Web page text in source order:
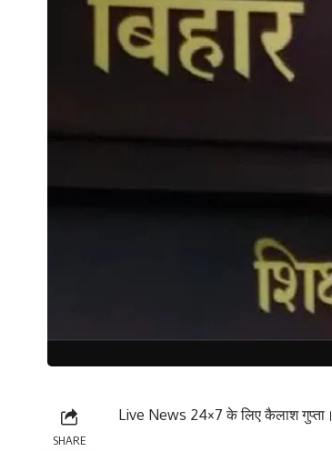
SHARE
Live News 24×7 के लिए कैलाश गुप्ता।